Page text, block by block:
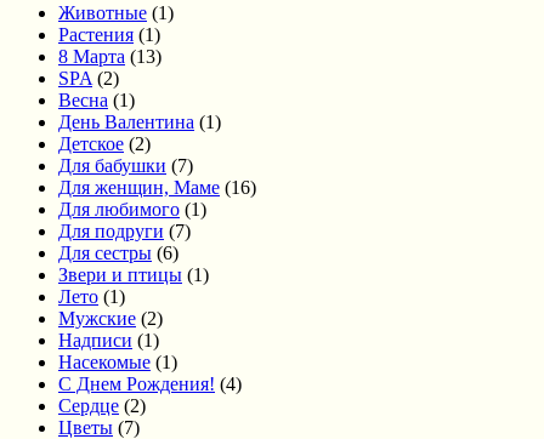
Животные (1)
Растения (1)
8 Марта (13)
SPA (2)
Весна (1)
День Валентина (1)
Детское (2)
Для бабушки (7)
Для женщин, Маме (16)
Для любимого (1)
Для подруги (7)
Для сестры (6)
Звери и птицы (1)
Лето (1)
Мужские (2)
Надписи (1)
Насекомые (1)
С Днем Рождения! (4)
Сердце (2)
Цветы (7)